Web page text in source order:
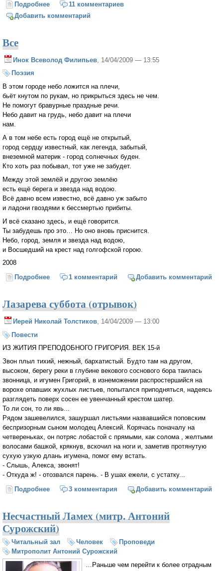
Подробнее о Западня11 комментариев
Добавить комментарий
Все
Инок Всеволод Филипьев , 14/04/2009 — 13:55
Поэзия
В этом городе небо ложится на плечи,
бьёт кнутом по рукам, но прикрыться здесь не чем.
Не помогут бравурные праздные речи.
Небо давит на грудь, небо давит на плечи
нам.
А в том небе есть город ещё не открытый,
город сердцу известный, как легенда, забытый,
внеземной материк - город солнечных буден.
Кто хоть раз побывал, тот уже не забудет.
Между этой землёй и другою землёю
есть ещё берега и звезда над водою.
Всё давно всем известно, всё давно уж забыто
и ладони гвоздями к бессмертью прибиты.
И всё сказано здесь, и ещё говорится.
Ты забудешь про это… Но оно вновь приснится.
Небо, город, земля и звезда над водою,
и Восшедший на крест над голгофской горою.
2008
Подробнее о Все1 комментарий Добавить комментарий
Лазарева суббота (отрывок)
Иерей Николай Толстиков , 14/04/2009 — 13:00
Повести
ИЗ ЖИТИЯ ПРЕПОДОБНОГО ГРИГОРИЯ. ВЕК 15-й
Звон плыл тихий, нежный, бархатистый. Будто там на другом,
высоком, берегу реки в глубине векового соснового бора таилась
звонница, и игумен Григорий, в изнеможении распростершийся на
ворохе опавших жухлых листьев, попытался приподняться, надеясь
разглядеть поверх сосен ее увенчанный крестом шатер.
То ли сон, то ли явь...
Рядом зашевелился, зашуршал листьями назвавшийся поповским
беспризорным сыном молодец Алексий. Корячась поначалу на
четвереньках, он потряс лобастой с прямыми, как солома , желтыми
волосами башкой, крякнув, вскочил на ноги и, заметив протянутую
сухую узкую длань игумена, помог ему встать.
- Слышь, Алекса, звонят!
- Откуда ж! - отозвался парень. - В ушах ежели, с устатку...
Подробнее о Лазарева суббота (отрывок)
3 комментария Добавить комментарий
Несчастный Ламех (митр. Антоний
Сурожский)
Читальный зал Человек
Проповеди
Митрополит Антоний Сурожский
…Раньше чем перейти к более отрадным